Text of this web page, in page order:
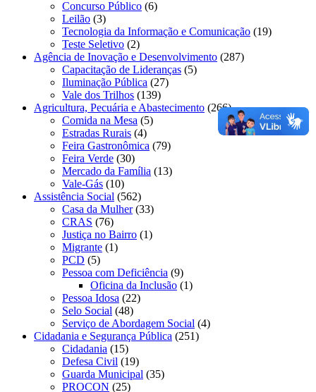
Concurso Público (6)
Leilão (3)
Tecnologia da Informação e Comunicação (19)
Teste Seletivo (2)
Agência de Inovação e Desenvolvimento (287)
Capacitação de Lideranças (5)
Iluminação Pública (27)
Vale dos Trilhos (139)
Agricultura, Pecuária e Abastecimento (266)
Comida na Mesa (5)
Estradas Rurais (4)
Feira Gastronômica (79)
Feira Verde (30)
Mercado da Família (13)
Vale-Gás (10)
Assistência Social (562)
Casa da Mulher(33)
CRAS (76)
Justiça no Bairro (1)
Migrante (1)
PCD (5)
Pessoa com Deficiência (9)
Oficina da Inclusão (1)
Pessoa Idosa (22)
Selo Social (48)
Serviço de Abordagem Social (4)
Cidadania e Segurança Pública (251)
Cidadania (15)
Defesa Civil (19)
Guarda Municipal (35)
PROCON (25)